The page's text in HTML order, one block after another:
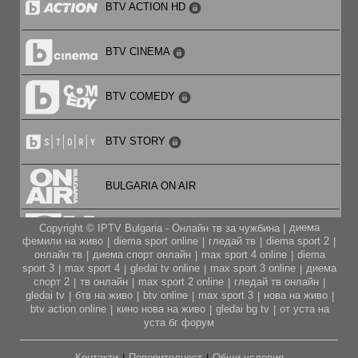
19:00
Новините на NOVA – централна емисия
20:00
„Черешката на тортата” (нов сезон) – риалити
21:30
22:30
Новините на NOVA
23:00
„От местопрестъплението” – сериал, сезон 1
BTV ACTION HD
BTV CINEMA
BTV COMEDY
BTV STORY
BULGARIA ON AIR
CARTOON NETWORK
CITY TV
CODE FASHION TV HD
Copyright © IPTV Bulgaria - Онлайн тв за чужбина | диема
фемили на живо
diema sport online гледай тв diema sport 2
онлайн тв
диема спорт онлайн max sport 4 online
diema
sport 3
max sport 4 gledai tv online max sport 3 online
диема
спорт 2
тв онлайн max sport 2 online гледай тв онлайн
gledai tv
бтв на живо btv online max sport 3 нова на живо
btv action online
кино нова на живо gledai bg tv
от уста на
уста бг форум